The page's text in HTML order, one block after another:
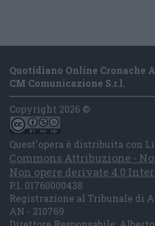
Quotidiano Online Cronache
CM Comunicazione S.r.l.
Copyright 2026 ©
Quest'opera è distribuita con
Commons Attribuzione -
Non opere derivate 4.0
P.I. 01760000438
Registrazione al Tribunale di
AN - 210769